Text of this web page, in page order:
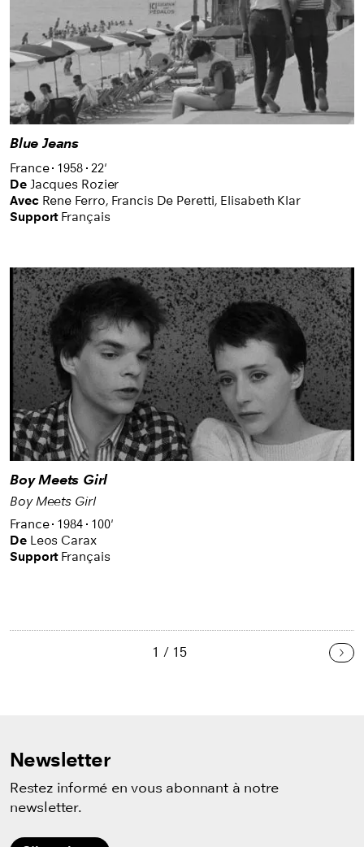
Blue Jeans
France 1958 22'
De Jacques Rozier
Avec Rene Ferro, Francis De Peretti, Elisabeth Klar
Support Français
Boy Meets Girl
Boy Meets Girl
France 1984 100'
De Leos Carax
Support Français
1 / 15
Newsletter
Restez informé en vous abonnant à notre
newsletter.